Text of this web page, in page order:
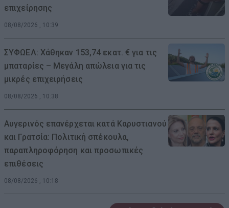
επιχείρησης
08/08/2026 , 10:39
ΣΥΦΩΕΛ: Χάθηκαν 153,74 εκατ. € για τις
μπαταρίες – Μεγάλη απώλεια για τις
μικρές επιχειρήσεις
08/08/2026 , 10:38
Αυγερινός επανέρχεται κατά Καρυστιανού
και Γρατσία: Πολιτική σπέκουλα,
παραπληροφόρηση και προσωπικές
επιθέσεις
08/08/2026 , 10:18